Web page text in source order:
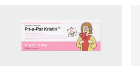
Wishlist